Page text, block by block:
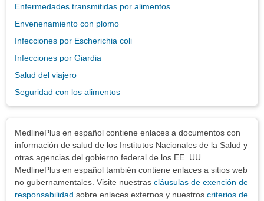
Enfermedades transmitidas por alimentos
Envenenamiento con plomo
Infecciones por Escherichia coli
Infecciones por Giardia
Salud del viajero
Seguridad con los alimentos
MedlinePlus en español contiene enlaces a documentos con
información de salud de los Institutos Nacionales de la Salud y
otras agencias del gobierno federal de los EE. UU.
MedlinePlus en español también contiene enlaces a sitios web
no gubernamentales. Visite nuestras cláusulas de exención de
responsabilidad sobre enlaces externos y nuestros criterios de